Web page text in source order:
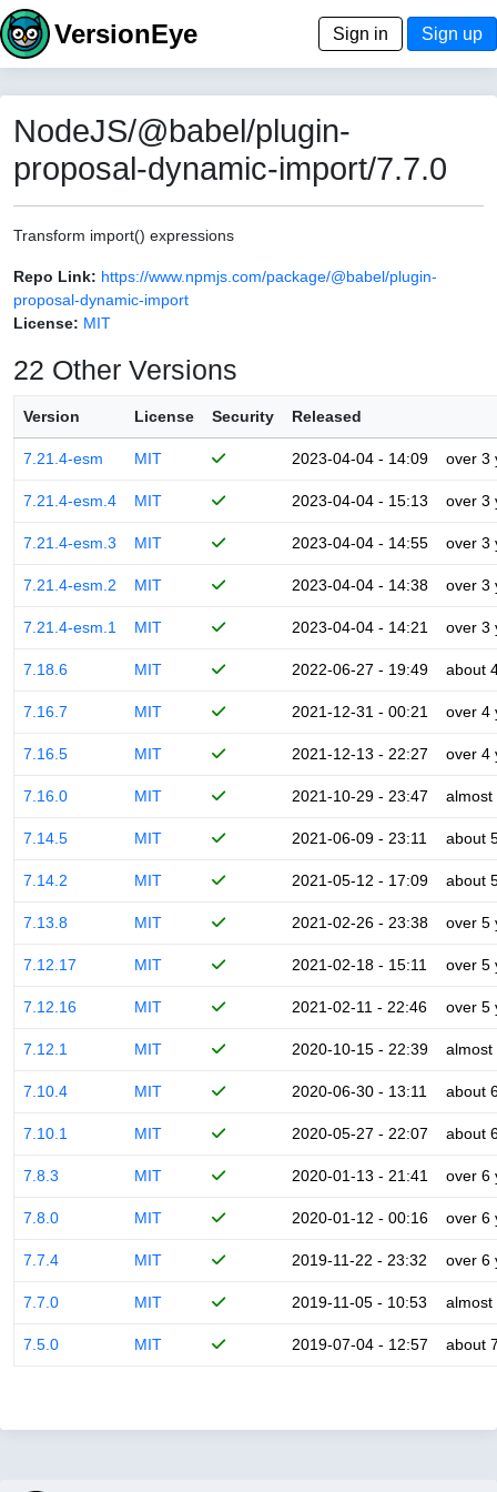
VersionEye Sign in Sign up
NodeJS/@babel/plugin-
proposal-dynamic-import/7.7.0
Transform import() expressions
Repo Link: https://www.npmjs.com/package/@babel/plugin-
proposal-dynamic-import
License: MIT
22 Other Versions
Version License Security Released
7.21.4-esm MIT 2023-04-04 - 14:09 over 3
7.21.4-esm.4 MIT 2023-04-04 - 15:13 over 3
7.21.4-esm.3 MIT 2023-04-04 - 14:55 over 3
7.21.4-esm.2 MIT 2023-04-04 - 14:38 over 3
7.21.4-esm.1 MIT 2023-04-04 - 14:21 over 3
7.18.6 MIT 2022-06-27 - 19:49 about
7.16.7 MIT 2021-12-31 - 00:21 over 4
7.16.5 MIT 2021-12-13 - 22:27 over 4
7.16.0 MIT 2021-10-29 - 23:47 almost
7.14.5 MIT 2021-06-09 - 23:11 about
7.14.2 MIT 2021-05-12 - 17:09 about
7.13.8 MIT 2021-02-26 - 23:38 over 5
7.12.17 MIT 2021-02-18 - 15:11 over 5
7.12.16 MIT 2021-02-11 - 22:46 over 5
7.12.1 MIT 2020-10-15 - 22:39 almost
7.10.4 MIT 2020-06-30 - 13:11 about
7.10.1 MIT 2020-05-27 - 22:07 about
7.8.3 MIT 2020-01-13 - 21:41 over 6
7.8.0 MIT 2020-01-12 - 00:16 over 6
7.7.4 MIT 2019-11-22 - 23:32 over 6
7.7.0 MIT 2019-11-05 - 10:53 almost
7.5.0 MIT 2019-07-04 - 12:57 about